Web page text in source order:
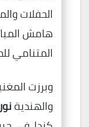
الحفلات
هامش
المتنامي
وبرزت
والهندية